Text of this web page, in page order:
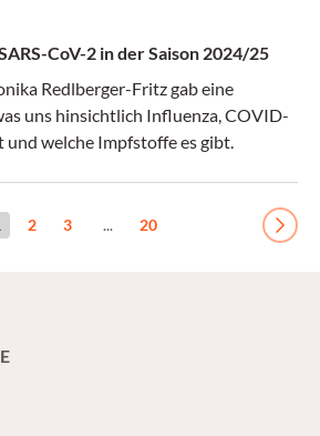
CoV-2 in der Saison 2024/25
Redlberger-Fritz gab eine
uns hinsichtlich Influenza, COVID-
und welche Impfstoffe es gibt.
2 3 ... 20 Next